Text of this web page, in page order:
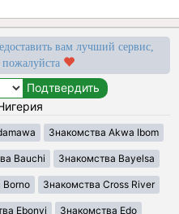
вам лучший сервис,
Знакомства Akwa Ibom
Bauchi Знакомства Bayelsa
Borno Знакомства Cross River
Ebonyi Знакомства Edo